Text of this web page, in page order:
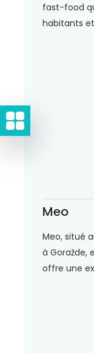
fast-food
habitants
Meo
Meo, situé
à Goražde,
offre une